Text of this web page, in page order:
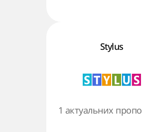
Stylus
1 актуальних